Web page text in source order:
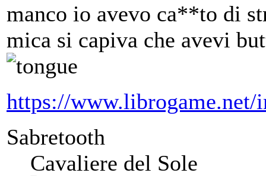
manco io avevo ca**to di
mica si capiva che avevi
https://
Sabretooth
Cavaliere del Sole